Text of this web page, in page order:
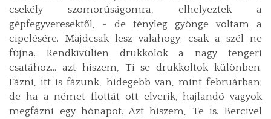
csekély szomorúságomra, elhelyeztek a
gépfegyveresektől, - de tényleg gyönge voltam a
cipelésére. Majdcsak lesz valahogy; csak a szél ne
fújna. Rendkívülien drukkolok a nagy tengeri
csatához… azt hiszem, Ti se drukkoltok különben.
Fázni, itt is fázunk, hidegebb van, mint februárban;
de ha a német flottát ott elverik, hajlandó vagyok
megfázni egy hónapot. Azt hiszem, Te is. Bercivel